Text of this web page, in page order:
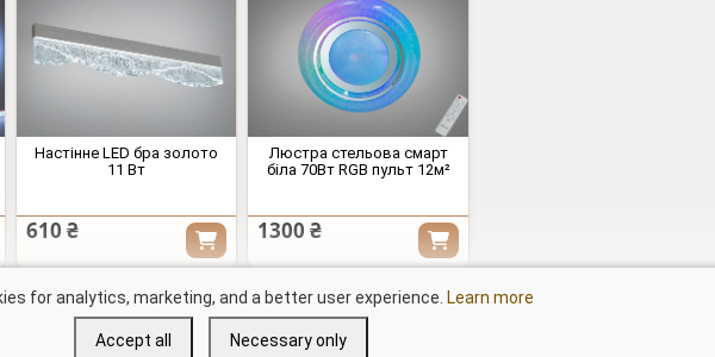
Настінне LED бра золото
11 Вт
610 ₴
Люстра стельова смарт
біла 70Вт RGB пульт 12м²
1300 ₴
Документи
LED люстри "Квадрати"
Серія "8060"
Світлодіодні люстри з
for analytics, marketing, and a better user experience. Learn more
Accept all Necessary only